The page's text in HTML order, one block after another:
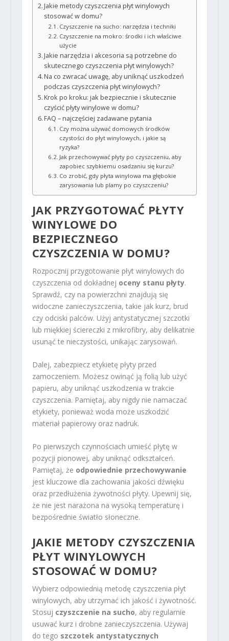
Jakie metody czyszczenia płyt winylowych
stosować w domu?
Czyszczenie na sucho: narzędzia i techniki
Czyszczenie na mokro: środki i ich właściwe
użycie
Jakie narzędzia i akcesoria są potrzebne do
skutecznego czyszczenia płyt winylowych?
Na co zwracać uwagę, aby uniknąć uszkodzeń
podczas czyszczenia płyt winylowych?
Krok po kroku: jak bezpiecznie i skutecznie
czyścić płyty winylowe w domu?
FAQ – najczęściej zadawane pytania
Czy można używać domowych środków
czystości do płyt winylowych, i jakie są
ryzyka?
Jak przechowywać płyty po czyszczeniu, aby
zapobiec szybkiemu osadzaniu się kurzu?
Co zrobić, gdy płyta winylowa ma głębokie
zarysowania lub plamy po czyszczeniu?
JAK PRZYGOTOWAĆ PŁYTY
WINYLOWE DO
BEZPIECZNEGO
CZYSZCZENIA W DOMU?
Rozpocznij przygotowanie płyt winylowych do
czyszczenia od dokładnej oceny stanu płyty.
Sprawdź, czy na powierzchni znajdują się
widoczne zanieczyszczenia, takie jak kurz, brud
czy odciski palców. Użyj antystatycznej szczotki
lub miękkiej ściereczki z mikrofibry, aby delikatnie
usunąć te nieczystości, unikając zarysowań.
Dalej, zabezpiecz etykietę płyty przed
zamoczeniem. Możesz owinąć ją folią lub użyć
papieru, aby uniknąć uszkodzenia w trakcie
czyszczenia. Pamiętaj, aby nigdy nie namaczać
etykiety, ponieważ woda może uszkodzić
materiał papierowy oraz nadruk.
Po pierwszych czynnościach umieść płytę w
pozycji pionowej, aby uniknąć odkształceń.
Pamiętaj, że odpowiednie przechowywanie
jest kluczowe dla zachowania jakości dźwięku
oraz przedłużenia żywotności płyty. Upewnij się,
że nie jest narażona na wysoką temperaturę i
bezpośrednie światło słoneczne.
JAKIE METODY CZYSZCZENIA
PŁYT WINYLOWYCH
STOSOWAĆ W DOMU?
Wybierz odpowiednią metodę czyszczenia płyt
winylowych, aby utrzymać ich jakość i żywotność.
Stosuj czyszczenie na sucho, aby regularnie
usuwać kurz i drobne zanieczyszczenia. Używaj
do tego szczotek antystatycznych